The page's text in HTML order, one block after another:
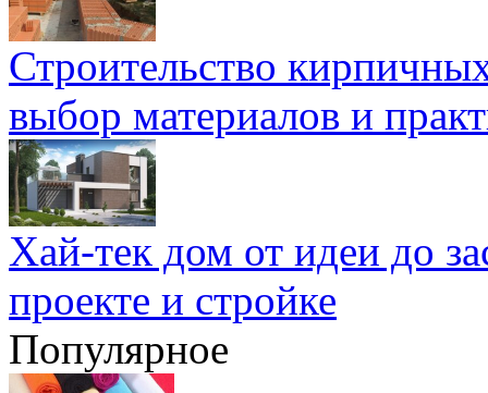
Строительство
выбор материалов и
Хай-тек дом от идеи до
проекте и стройке
Популярное